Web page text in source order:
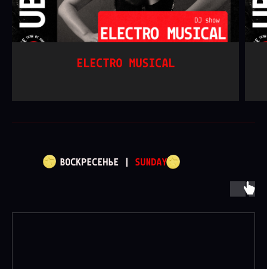
ELECTRO MUSICAL
ВОСКРЕСЕНЬЕ | SUNDAY